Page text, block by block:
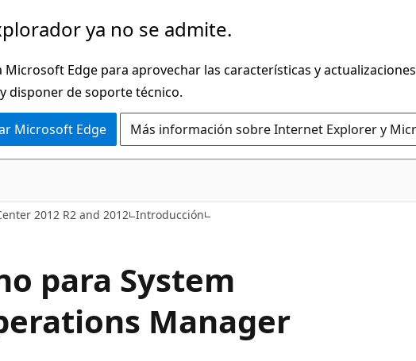
ya no se admite.
Microsoft Edge para aprovechar las características y
disponer de soporte técnico.
Microsoft Edge Más información sobre Internet Explorer y
2012 R2 and 2012 Introducción
para System
Manager